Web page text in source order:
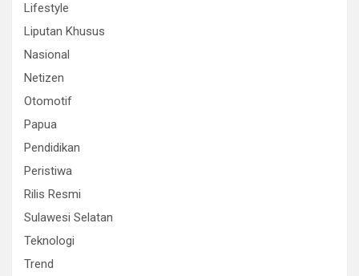
Lifestyle
Liputan Khusus
Nasional
Netizen
Otomotif
Papua
Pendidikan
Peristiwa
Rilis Resmi
Sulawesi Selatan
Teknologi
Trend